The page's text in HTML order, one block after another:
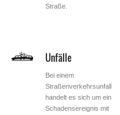
Straße.
Unfälle
Bei einem
Straßenverkehrsunfall
handelt es sich um ein
Schadensereignis mit